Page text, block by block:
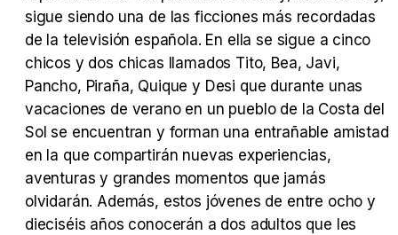
Tráiler Oficial en VOSE 'The Audacity'
Tráiler en español 'Outcome' (2026)
sigue siendo una de las ficciones más recordadas
de la televisión española. En ella se sigue a cinco
chicos y dos chicas llamados Tito, Bea, Javi,
Pancho, Piraña, Quique y Desi que durante unas
vacaciones de verano en un pueblo de la Costa del
Sol se encuentran y forman una entrañable amistad
en la que compartirán nuevas experiencias,
aventuras y grandes momentos que jamás
olvidarán. Además, estos jóvenes de entre ocho y
dieciséis años conocerán a dos adultos que les